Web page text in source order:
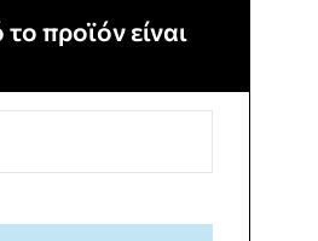
προϊόν είναι